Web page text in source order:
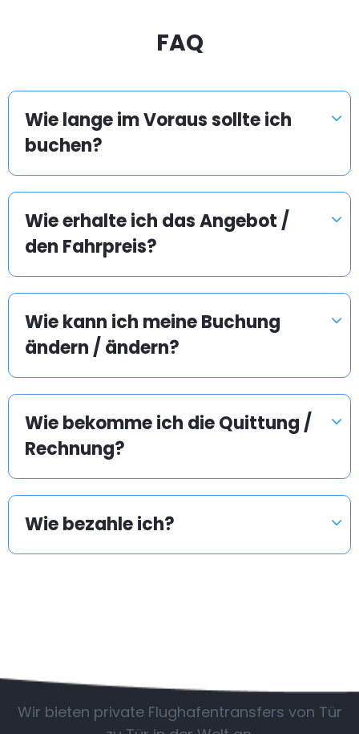
FAQ
Wie lange im Voraus sollte ich
buchen?
Wie erhalte ich das Angebot /
den Fahrpreis?
Wie kann ich meine Buchung
ändern / ändern?
Wie bekomme ich die Quittung /
Rechnung?
Wie bezahle ich?
Wir bieten private Flughafentransfers von Tür